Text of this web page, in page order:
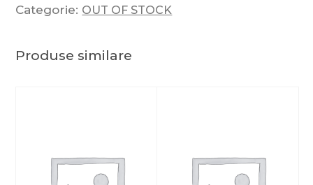
Categorie: OUT OF STOCK
Produse similare